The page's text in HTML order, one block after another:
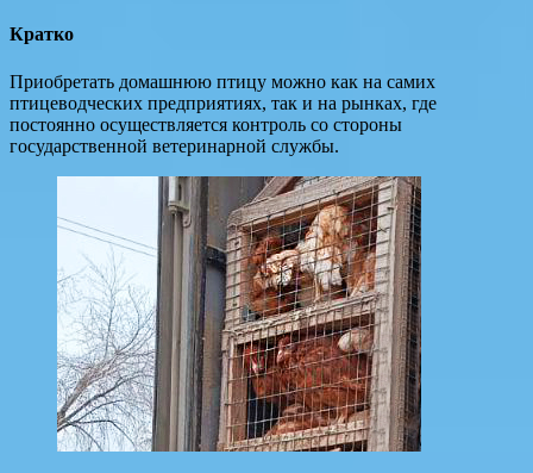
Кратко
Приобретать домашнюю птицу можно как на самих
птицеводческих предприятиях, так и на рынках, где
постоянно осуществляется контроль со стороны
государственной ветеринарной службы.